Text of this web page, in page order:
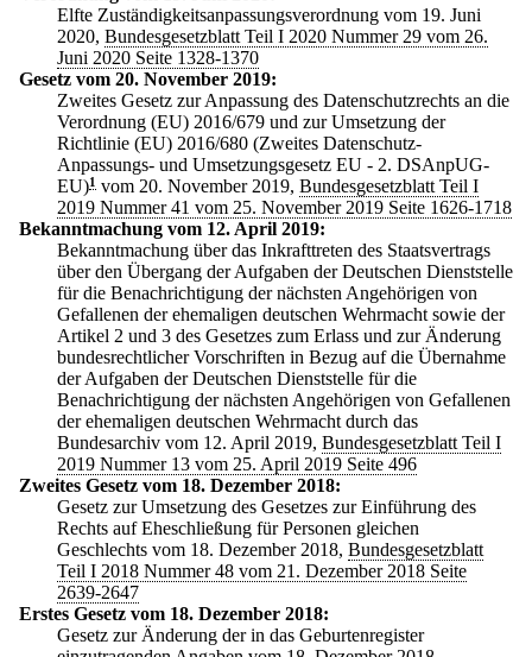
Elfte Zuständigkeitsanpassungsverordnung vom 19. Juni
2020, Bundesgesetzblatt Teil I 2020 Nummer 29 vom 26.
Juni 2020 Seite 1328-1370
Gesetz vom 20. November 2019:
Zweites Gesetz zur Anpassung des Datenschutzrechts an die
Verordnung (EU) 2016/679 und zur Umsetzung der
Richtlinie (EU) 2016/680 (Zweites Datenschutz-
Anpassungs- und Umsetzungsgesetz EU - 2. DSAnpUG-
EU)1 vom 20. November 2019, Bundesgesetzblatt Teil I
2019 Nummer 41 vom 25. November 2019 Seite 1626-1718
Bekanntmachung vom 12. April 2019:
Bekanntmachung über das Inkrafttreten des Staatsvertrags
über den Übergang der Aufgaben der Deutschen Dienststelle
für die Benachrichtigung der nächsten Angehörigen von
Gefallenen der ehemaligen deutschen Wehrmacht sowie der
Artikel 2 und 3 des Gesetzes zum Erlass und zur Änderung
bundesrechtlicher Vorschriften in Bezug auf die Übernahme
der Aufgaben der Deutschen Dienststelle für die
Benachrichtigung der nächsten Angehörigen von Gefallenen
der ehemaligen deutschen Wehrmacht durch das
Bundesarchiv vom 12. April 2019, Bundesgesetzblatt Teil I
2019 Nummer 13 vom 25. April 2019 Seite 496
Zweites Gesetz vom 18. Dezember 2018:
Gesetz zur Umsetzung des Gesetzes zur Einführung des
Rechts auf Eheschließung für Personen gleichen
Geschlechts vom 18. Dezember 2018, Bundesgesetzblatt
Teil I 2018 Nummer 48 vom 21. Dezember 2018 Seite
2639-2647
Erstes Gesetz vom 18. Dezember 2018:
Gesetz zur Änderung der in das Geburtenregister